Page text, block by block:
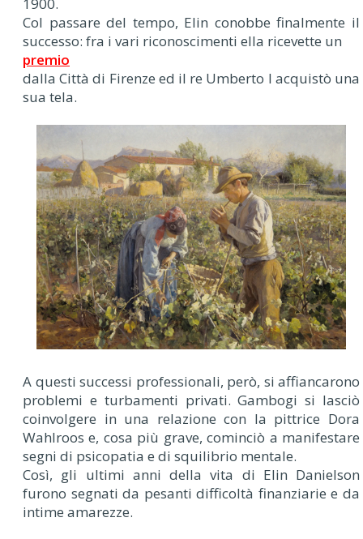
Col passare del tempo, Elin conobbe finalmente il
successo: fra i vari riconoscimenti ella ricevette un
premio
dalla Città di Firenze ed il re Umberto I acquistò una
sua tela.
A questi successi professionali, però, si affiancarono
problemi e turbamenti privati. Gambogi si lasciò
coinvolgere in una relazione con la pittrice Dora
Wahlroos e, cosa più grave, cominciò a manifestare
segni di psicopatia e di squilibrio mentale.
Così, gli ultimi anni della vita di Elin Danielson
furono segnati da pesanti difficoltà finanziarie e da
intime amarezze.